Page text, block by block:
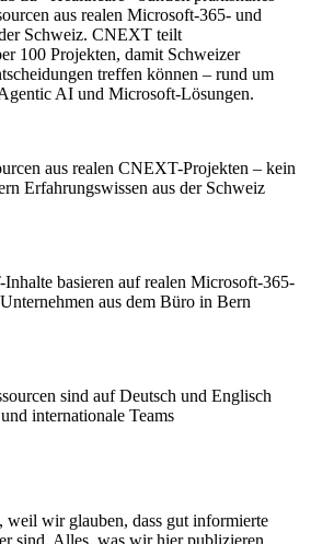
aus realen Microsoft-365- und
Schweiz. CNEXT teilt
100 Projekten, damit Schweizer
treffen können – rund um
AI und Microsoft-Lösungen.
aus realen CNEXT-Projekten – kein
Erfahrungswissen aus der Schweiz
basieren auf realen Microsoft-365-
aus dem Büro in Bern
sind auf Deutsch und Englisch
internationale Teams
weil wir glauben, dass gut informierte
sind. Alles, was wir hier publizieren,